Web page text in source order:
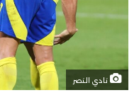
نادي النصر